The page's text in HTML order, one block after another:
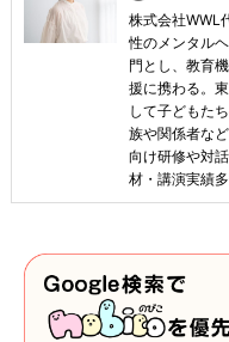
株式会社WWL
性のメンタル
門とし、教育
援に携わる。
して子どもた
族や関係者な
向け研修や対
材・講演実績多